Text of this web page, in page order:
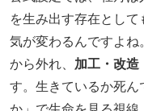
を生み出す存在とし
気が変わるんですよ
から外れ、 加工・改造
す。生きているか死ん